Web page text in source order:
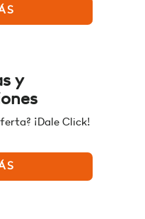
y
¡Dale Click!